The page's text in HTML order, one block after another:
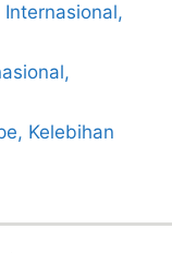
Kelebihan